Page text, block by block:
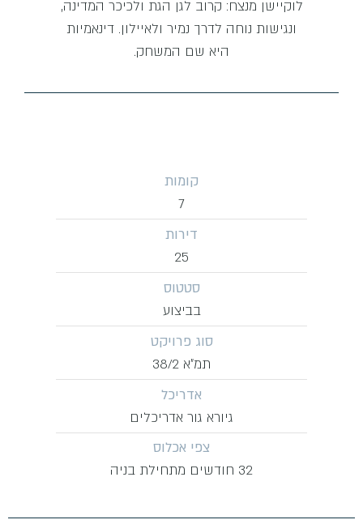
לוקיישן מנצח: קרוב לגן הגת ולכיכר המדינה,
ונגישות נוחה לדרך נמיר ולאיילון. דינאמיות
היא שם המשחק.
קומות
7
דירות
25
סטטוס
בביצוע
סוג פרויקט
תמ״א 38/2
אדריכל
גיורא גור אדריכלים
צפי אכלוס
32 חודשים מתחילת בניה